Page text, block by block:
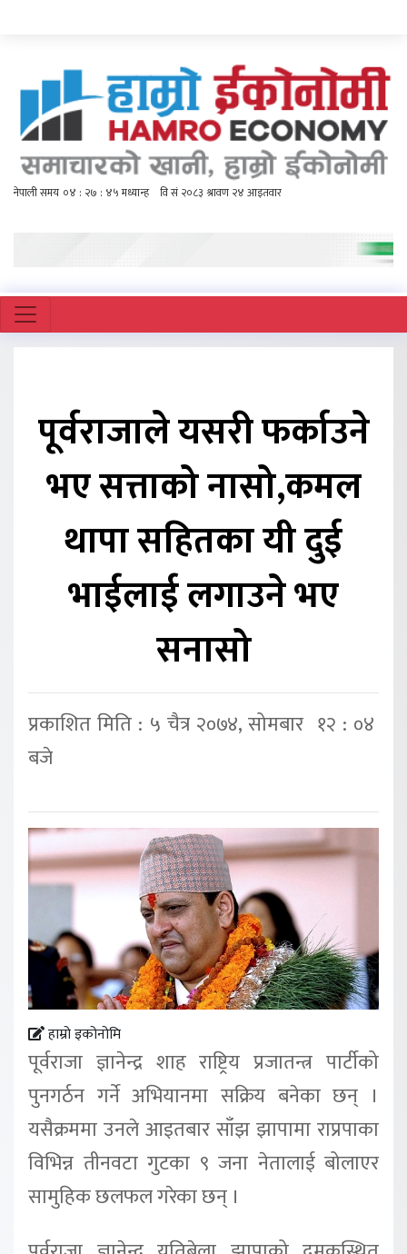
पूर्वराजाले यसरी फर्काउने
भए सत्ताको नासो,कमल
थापा सहितका यी दुई
भाईलाई लगाउने भए
सनासो
प्रकाशित मिति : ५ चैत्र २०७४, सोमबार १२ : ०४
बजे
हाम्रो इकोनोमि
पूर्वराजा ज्ञानेन्द्र शाह राष्ट्रिय प्रजातन्त्र पार्टीको
पुनगर्ठन गर्ने अभियानमा सक्रिय बनेका छन् ।
यसैक्रममा उनले आइतबार साँझ झापामा राप्रपाका
विभिन्न तीनवटा गुटका ९ जना नेतालाई बोलाएर
सामुहिक छलफल गरेका छन् ।